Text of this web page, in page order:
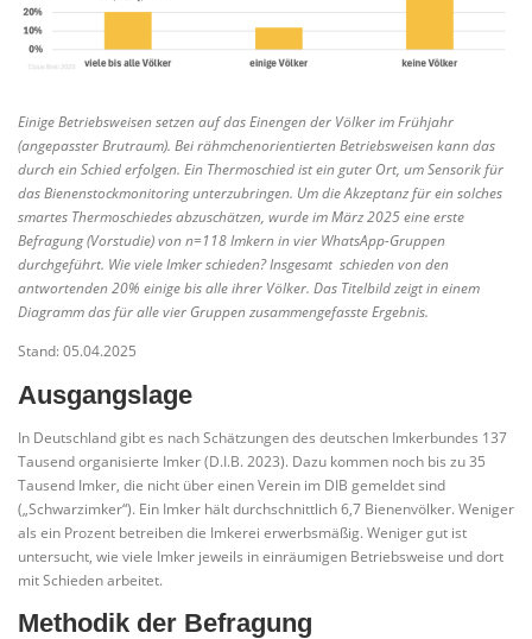
Einige Betriebsweisen setzen auf das Einengen der Völker im Frühjahr
(angepasster Brutraum). Bei rähmchenorientierten Betriebsweisen kann das
durch ein Schied erfolgen. Ein Thermoschied ist ein guter Ort, um Sensorik für
das Bienenstockmonitoring unterzubringen. Um die Akzeptanz für ein solches
smartes Thermoschiedes abzuschätzen, wurde im März 2025 eine erste
Befragung (Vorstudie) von n=118 Imkern in vier WhatsApp-Gruppen
durchgeführt. Wie viele Imker schieden? Insgesamt schieden von den
antwortenden 20% einige bis alle ihrer Völker. Das Titelbild zeigt in einem
Diagramm das für alle vier Gruppen zusammengefasste Ergebnis.
Stand: 05.04.2025
Ausgangslage
In Deutschland gibt es nach Schätzungen des deutschen Imkerbundes 137
Tausend organisierte Imker (D.I.B. 2023). Dazu kommen noch bis zu 35
Tausend Imker, die nicht über einen Verein im DIB gemeldet sind
(„Schwarzimker“). Ein Imker hält durchschnittlich 6,7 Bienenvölker. Weniger
als ein Prozent betreiben die Imkerei erwerbsmäßig. Weniger gut ist
untersucht, wie viele Imker jeweils in einräumigen Betriebsweise und dort
mit Schieden arbeitet.
Methodik der Befragung